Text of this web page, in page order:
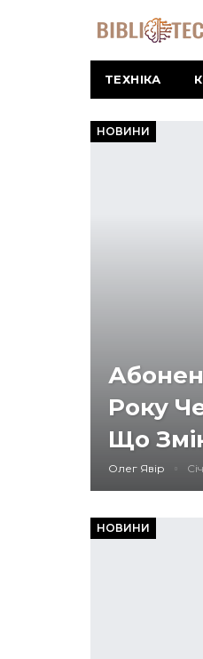
ТЕХНІКА
НОВИНИ
Року
Що
Олег Явір
НОВИНИ